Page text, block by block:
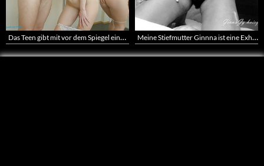
Das Teen gibt mit vor dem Spiegel einen Handjob und ich komme auf ihren Titten Meine Stiefmutter Ginnna ist eine Exhibitionistin die die Kamera an macht und ihre behaarten Löcher zeigt